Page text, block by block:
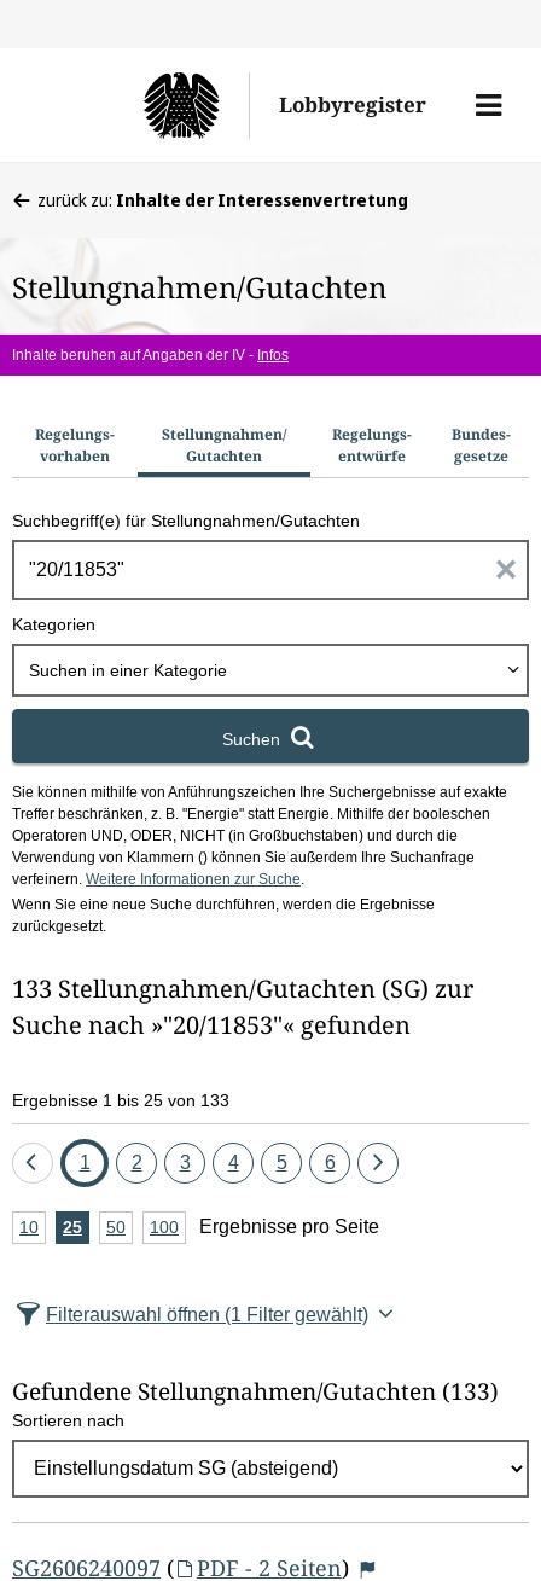
den
Lobbyregister
Menü
befinden
hier:
zurück zu: Inhalte der Interessenvertretung
Stellungnahmen/Gutachten
Inhalte beruhen auf Angaben der IV - Infos
u
c
h
o
Regelungs­
vorhaben
Stellungnahmen/​
Gutachten
Regelungs­
entwürfe
Bundes­
gesetze
Suchbegriff(e) für Stellungnahmen/Gutachten
n
g
a
h
Kategorien
Suchen in einer Kategorie
Suchen
Sie können mithilfe von Anführungszeichen Ihre Suchergebnisse auf exakte
Treffer beschränken, z. B. "Energie" statt Energie. Mithilfe der booleschen
Operatoren UND, ODER, NICHT (in Großbuchstaben) und durch die
Verwendung von Klammern () können Sie außerdem Ihre Suchanfrage
verfeinern. Weitere Informationen zur Suche
Wenn Sie eine neue Suche durchführen, werden die Ergebnisse
zurückgesetzt.
133 Stellungnahmen/Gutachten (SG) zur
Suche nach »"20/11853"« gefunden
Ergebnisse 1 bis 25 von 133
Eine
zurück
Seite
1 Seite
2 Seite
3 Seite
4 Seite
5 Seite
6
Eine
A
z
l
E
g
e
b
10Ergebnisse
25Ergebnisse
50Ergebnisse
100Ergebnisse
Ergebnisse pro Seite
Filterauswahl öffnen (1 Filter gewählt)
Gefundene Stellungnahmen/⁠Gutachten (133)
Sortieren nach
SG2606240097 ( PDF - 2 Seiten)